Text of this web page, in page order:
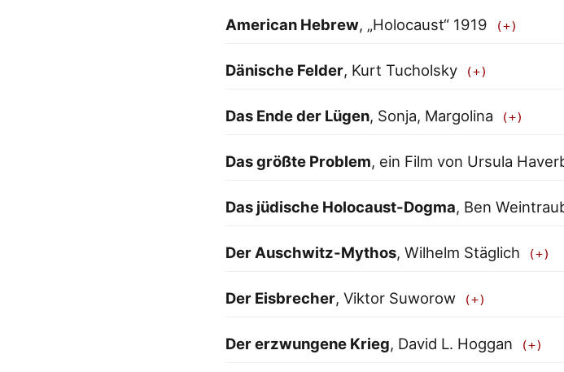
American Hebrew, „Holocaust“ 1919
Dänische Felder, Kurt Tucholsky
Das Ende der Lügen, Sonja, Margolina
Das größte Problem, ein Film von Ursula
Das jüdische Holocaust-Dogma, Ben
Der Auschwitz-Mythos, Wilhelm Stäglich
Der Eisbrecher, Viktor Suworow
Der erzwungene Krieg, David L. Hoggan